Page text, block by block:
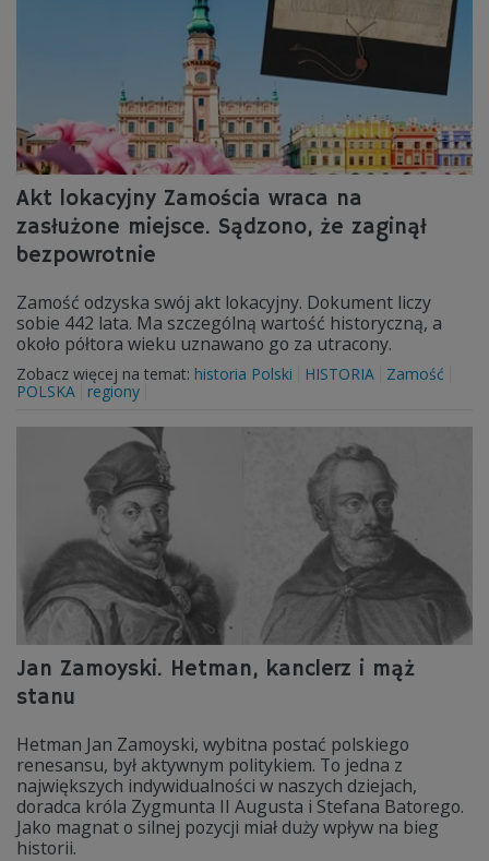
Akt lokacyjny Zamościa wraca na
zasłużone miejsce. Sądzono, że zaginął
bezpowrotnie
Zamość odzyska swój akt lokacyjny. Dokument liczy
sobie 442 lata. Ma szczególną wartość historyczną, a
około półtora wieku uznawano go za utracony.
Zobacz więcej na temat: historia Polski HISTORIA
Zamość
POLSKA
regiony
Jan Zamoyski. Hetman, kanclerz i mąż
stanu
Hetman Jan Zamoyski, wybitna postać polskiego
renesansu, był aktywnym politykiem. To jedna z
największych indywidualności w naszych dziejach,
doradca króla Zygmunta II Augusta i Stefana Batorego.
Jako magnat o silnej pozycji miał duży wpływ na bieg
historii.